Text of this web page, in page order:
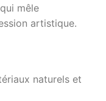
mêle
artistique.
naturels et